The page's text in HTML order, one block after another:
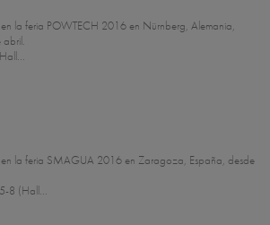
la feria POWTECH 2016 en Nürnberg, Alemania,
en la feria SMAGUA 2016 en Zaragoza, España, desde
8 (Hall...